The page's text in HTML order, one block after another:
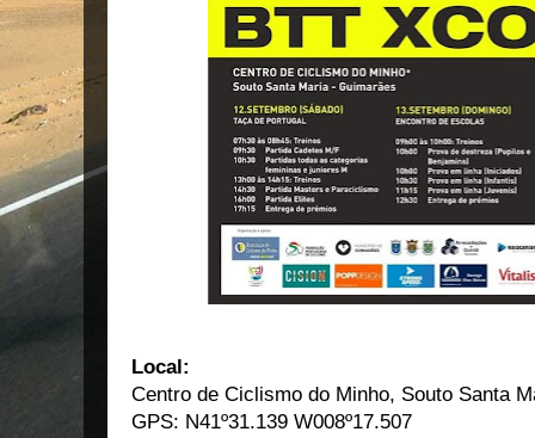
Local:
Centro de Ciclismo do Minho, Souto Santa
GPS: N41º31.139 W008º17.507